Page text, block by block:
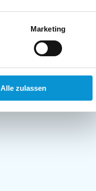
Marketing
Alle zulassen